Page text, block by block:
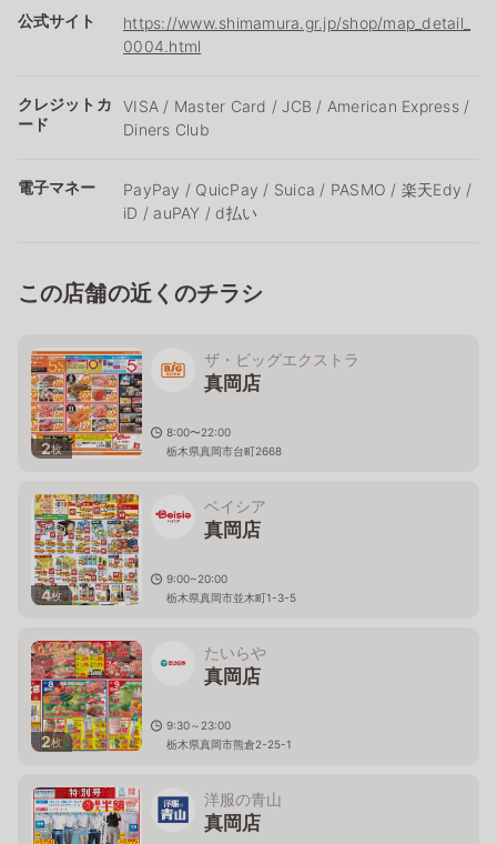
公式サイト
https://www.shimamura.gr.jp/shop/map_detail_
0004.html
クレジットカ
ード
VISA / Master Card / JCB / American Express /
Diners Club
電子マネー
PayPay / QuicPay / Suica / PASMO / 楽天Edy /
iD / auPAY / d払い
この店舗の近くのチラシ
2枚
ザ・ビッグエクストラ
真岡店
8:00〜22:00
栃木県真岡市台町2668
4枚
ベイシア
真岡店
9:00~20:00
栃木県真岡市並木町1-3-5
2枚
たいらや
真岡店
9:30～23:00
栃木県真岡市熊倉2-25-1
洋服の青山
真岡店